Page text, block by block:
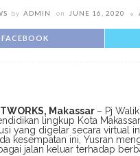
by ADMIN on JUNE 16, 2020
FACEBOOK
Makassar – Pj
lingkup Kota
yang digelar secara virtual
kesempatan ini, Yusran
jalan keluar terhadap